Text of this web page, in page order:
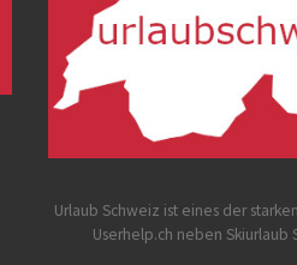
Urlaub Schweiz ist eines der
Userhelp.ch neben